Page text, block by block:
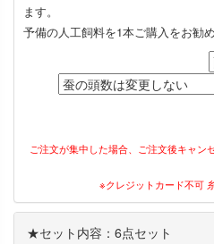
ます。
予備の人工飼料を1本ご購入をお勧
ご注文が集中した場合、ご注文後キャン
※クレジットカード不可
★セット内容：6点セット